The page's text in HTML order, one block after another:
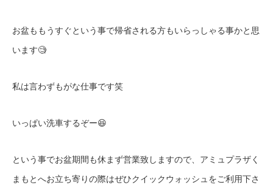
お盆ももうすぐという事で帰省される方もいらっしゃる事かと思
います🧐
私は言わずもがな仕事です笑
いっぱい洗車するぞー😆
という事でお盆期間も休まず営業致しますので、アミュプラザく
まもとへお立ち寄りの際はぜひクイックウォッシュをご利用下さ